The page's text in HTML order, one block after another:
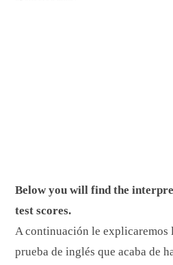
Below you will find the
test scores.
A continuación le explicaremos
prueba de inglés que acaba de